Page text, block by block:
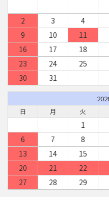
2
3 4
9
10 11
16
17 18
23
24 25
30
31
日 月 火
1
6
7 8
13
14 15
20
21 22
27
28 29